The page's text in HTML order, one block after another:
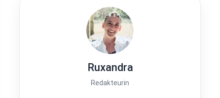
Ruxandra
Redakteurin